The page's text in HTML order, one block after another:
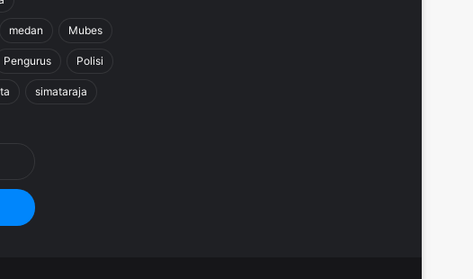
medan Mubes
Pengurus Polisi
simataraja